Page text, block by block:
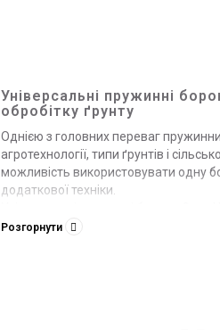
Універсальні пружинні
обробітку ґрунту
Однією з головних переваг
агротехнології, типи ґрунтів і
можливість використовувати одну
додаткової техніки.
передпосівного обробітку
Розгорнути